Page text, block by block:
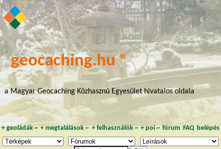
geocaching.hu ®
a Magyar Geocaching Közhasznú Egyesület hivatalos oldala
+ geoládák~ +megtalálások~ + felhasználók~ + poi~ fórum FAQ belépés